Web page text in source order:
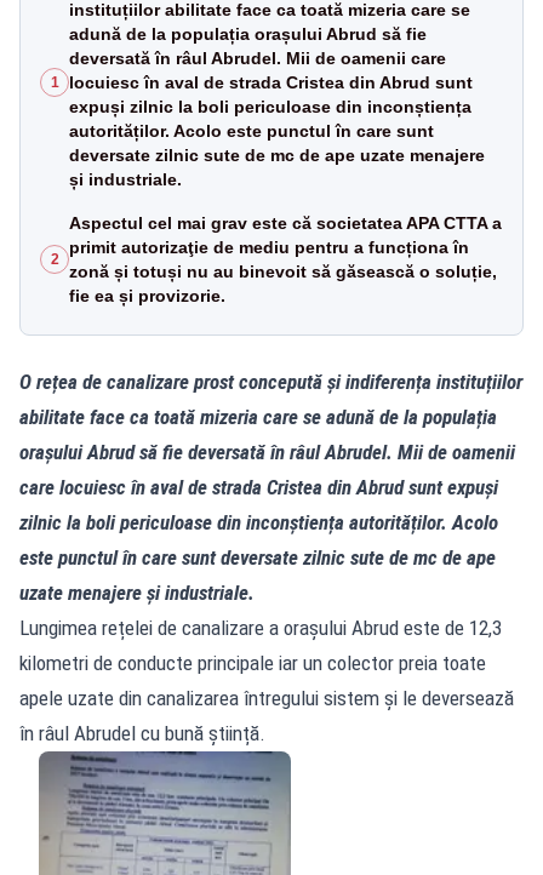
1
instituțiilor abilitate face ca toată mizeria care se
adună de la populația orașului Abrud să fie
deversată în râul Abrudel. Mii de oamenii care
locuiesc în aval de strada Cristea din Abrud sunt
expuși zilnic la boli periculoase din inconștiența
autorităților. Acolo este punctul în care sunt
deversate zilnic sute de mc de ape uzate menajere
și industriale.
2
Aspectul cel mai grav este că societatea APA CTTA a
primit autorizaţie de mediu pentru a funcționa în
zonă și totuși nu au binevoit să găsească o soluție,
fie ea și provizorie.
O rețea de canalizare prost concepută și indiferența instituțiilor
abilitate face ca toată mizeria care se adună de la populația
orașului Abrud să fie deversată în râul Abrudel. Mii de oamenii
care locuiesc în aval de strada Cristea din Abrud sunt expuși
zilnic la boli periculoase din inconștiența autorităților. Acolo
este punctul în care sunt deversate zilnic sute de mc de ape
uzate menajere și industriale.
Lungimea rețelei de canalizare a orașului Abrud este de 12,3
kilometri de conducte principale iar un colector preia toate
apele uzate din canalizarea întregului sistem și le deversează
în râul Abrudel cu bună știință.